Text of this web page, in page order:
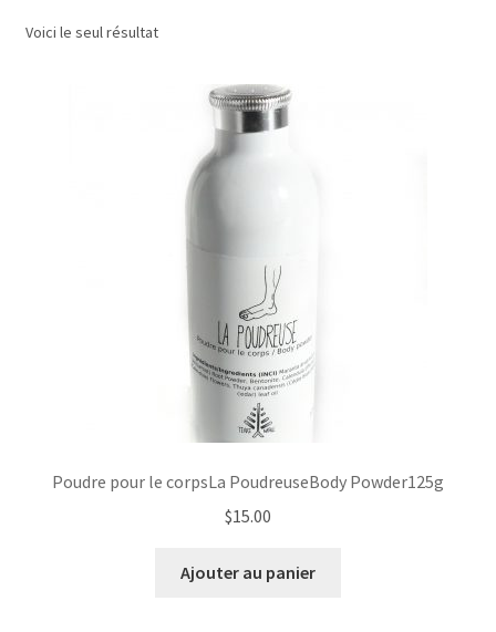
Commande/Checkout
Conditions de vente/Terms of service
My custom checkout page
Voici le seul résultat
Poudre pour le corpsLa PoudreuseBody Powder125g
$15.00
Ajouter au panier